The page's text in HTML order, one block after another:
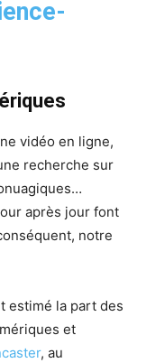
vidéo en ligne,
recherche sur
après jour font
notre
estimé la part des
et
, au